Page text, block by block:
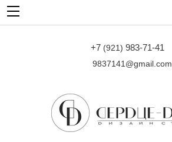
+7 (921) 983-71-41
9837141@gmail.com